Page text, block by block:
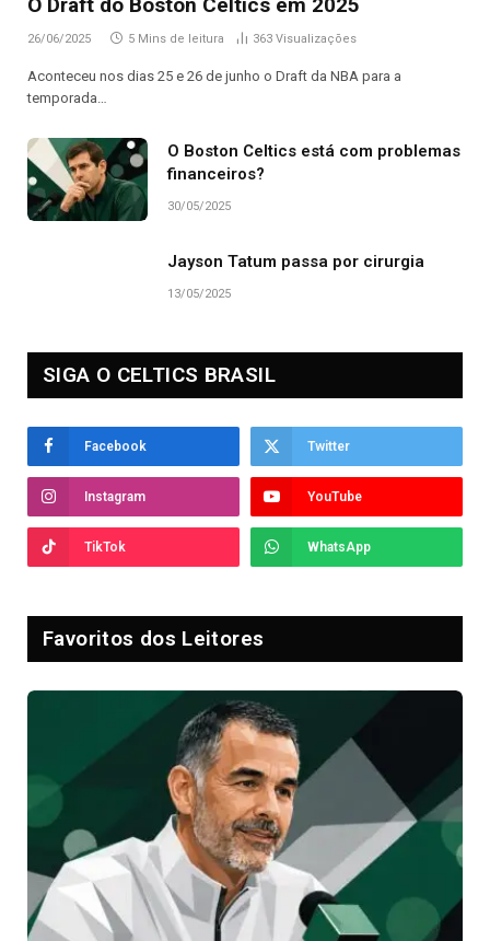
26/06/2025 5 Mins de leitura 363 Visualizações
Aconteceu nos dias 25 e 26 de junho o Draft da NBA para a
temporada…
O Boston Celtics está com problemas
financeiros?
30/05/2025
Jayson Tatum passa por cirurgia
13/05/2025
SIGA O CELTICS BRASIL
Facebook Twitter
Instagram YouTube
TikTok WhatsApp
Favoritos dos Leitores